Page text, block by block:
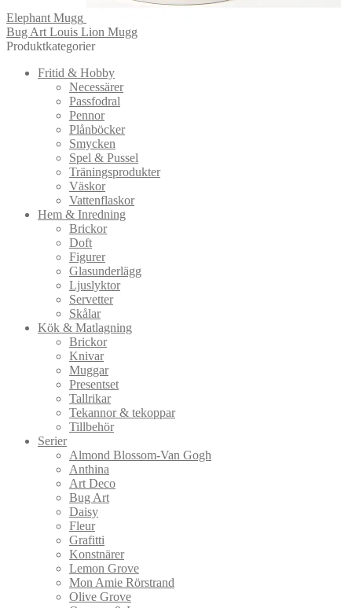
Elephant Mugg
Bug Art Louis Lion Mugg
Produktkategorier
Fritid & Hobby
Necessärer
Passfodral
Pennor
Plånböcker
Smycken
Spel & Pussel
Träningsprodukter
Väskor
Vattenflaskor
Hem & Inredning
Brickor
Doft
Figurer
Glasunderlägg
Ljuslyktor
Servetter
Skålar
Kök & Matlagning
Brickor
Knivar
Muggar
Presentset
Tallrikar
Tekannor & tekoppar
Tillbehör
Serier
Almond Blossom-Van Gogh
Anthina
Art Deco
Bug Art
Daisy
Fleur
Grafitti
Konstnärer
Lemon Grove
Mon Amie Rörstrand
Olive Grove